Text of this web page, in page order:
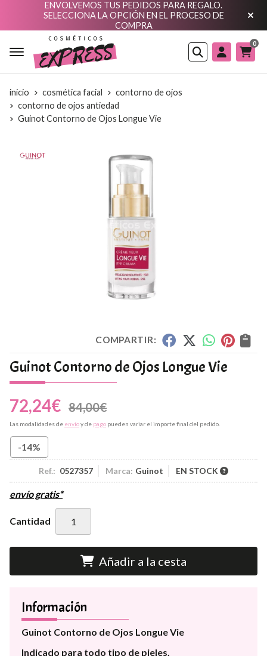
ENVOLVEMOS TUS PEDIDOS PARA REGALO.
SELECCIONA LA OPCIÓN EN EL PROCESO DE
COMPRA
Buscar
0
inicio cosmética facial
contorno de ojos
contorno de ojos antiedad
Guinot Contorno de Ojos Longue Vie
COMPARTIR:
Guinot Contorno de Ojos Longue Vie
72,24€ 84,00€
Las modalidades de envíoy de pago pueden variar el importe final del pedido.
-14%
Ref.: 0527357 Marca: Guinot EN STOCK
envío gratis*
Cantidad
Añadir a la cesta
Información
Guinot Contorno de Ojos Longue Vie
Indicado para todo tipo de pieles.